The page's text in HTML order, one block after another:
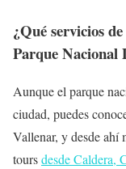
¿Qué servicios
Parque Nacional
Aunque el parque
ciudad, puedes
Vallenar, y desde ahí
toursdesde Caldera,